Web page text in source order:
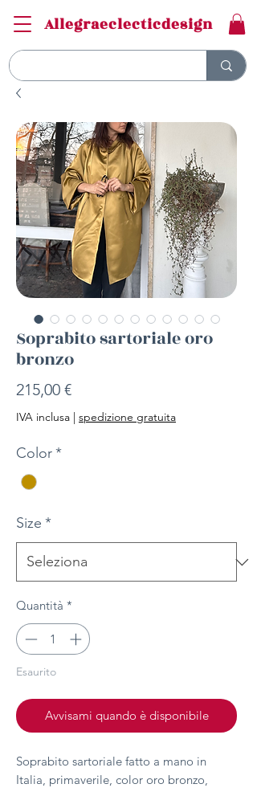
Allegraeclecticdesign
Soprabito sartoriale oro
bronzo
215,00 €Prezzo
IVA inclusa | spedizione gratuita
Color*
Size *
Quantità *
Esaurito
Avvisami quando è disponibile
Soprabito sartoriale fatto a mano in
Italia, primaverile, color oro bronzo,